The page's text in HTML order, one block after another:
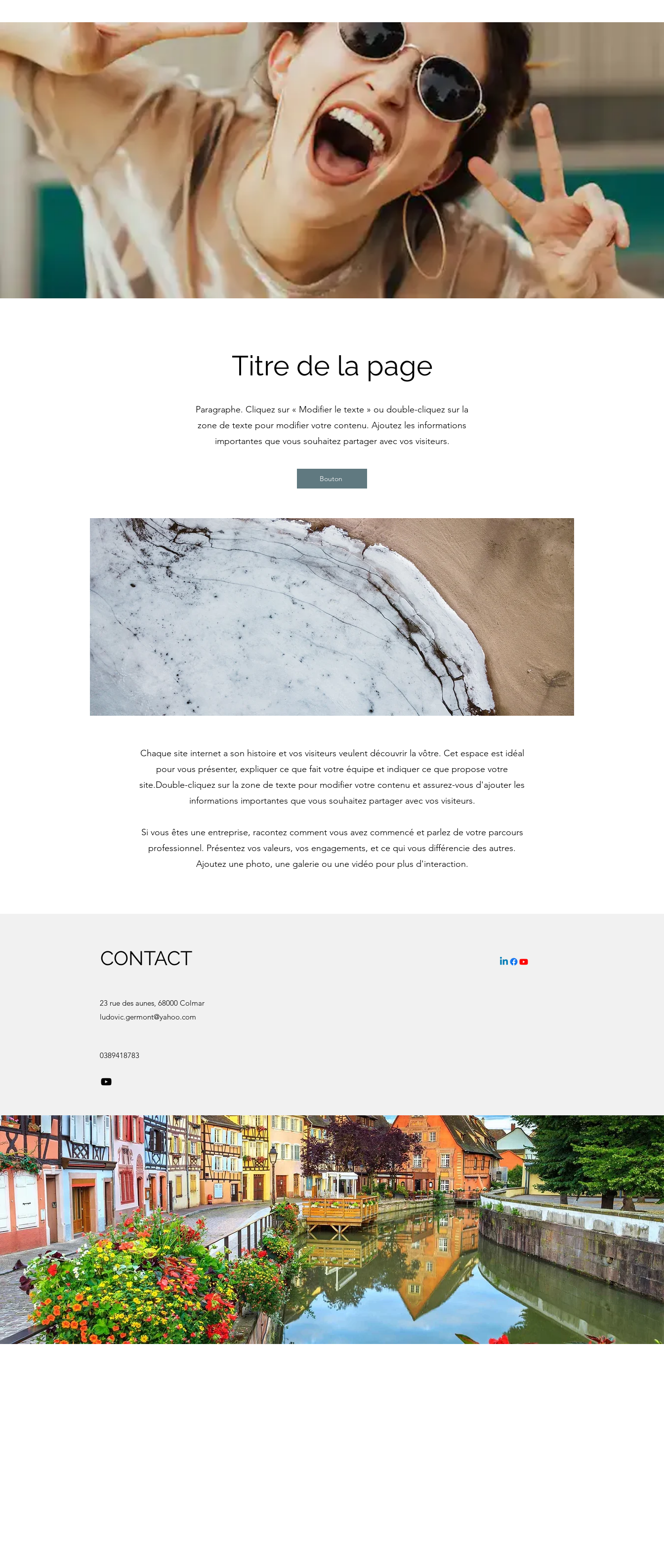
Titre de la page
Paragraphe. Cliquez sur « Modifier le texte » ou double-cliquez sur la
zone de texte pour modifier votre contenu. Ajoutez les informations
importantes que vous souhaitez partager avec vos visiteurs.
Bouton
Chaque site internet a son histoire et vos visiteurs veulent découvrir la vôtre. Cet espace est idéal
pour vous présenter, expliquer ce que fait votre équipe et indiquer ce que propose votre
site.Double-cliquez sur la zone de texte pour modifier votre contenu et assurez-vous d'ajouter les
informations importantes que vous souhaitez partager avec vos visiteurs.
Si vous êtes une entreprise, racontez comment vous avez commencé et parlez de votre parcours
professionnel. Présentez vos valeurs, vos engagements, et ce qui vous différencie des autres.
Ajoutez une photo, une galerie ou une vidéo pour plus d'interaction.
CONTACT
23 rue des aunes, 68000 Colmar
ludovic.germont@yahoo.com
0389418783